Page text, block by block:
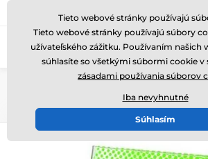
Zavolajte nám (Po-Pi 8-17)
Tieto webové stránky používajú
Tieto webové stránky používajú súbory
užívateľského zážitku. Používaním našich
súhlasíte so všetkými súbormi cookie v
zásadami používania súborov
Iba nevyhnutné
Súhlasím